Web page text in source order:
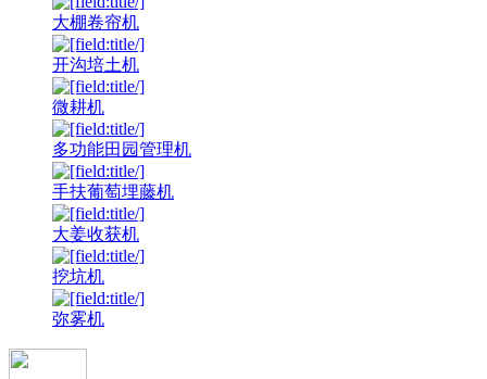
大棚卷帘机
开沟培土机
微耕机
多功能田园管理机
手扶葡萄埋藤机
大姜收获机
挖坑机
弥雾机